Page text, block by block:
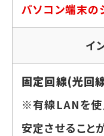
パソコン端末
イ
固定回線(光回
※有線LANを使
安定させること